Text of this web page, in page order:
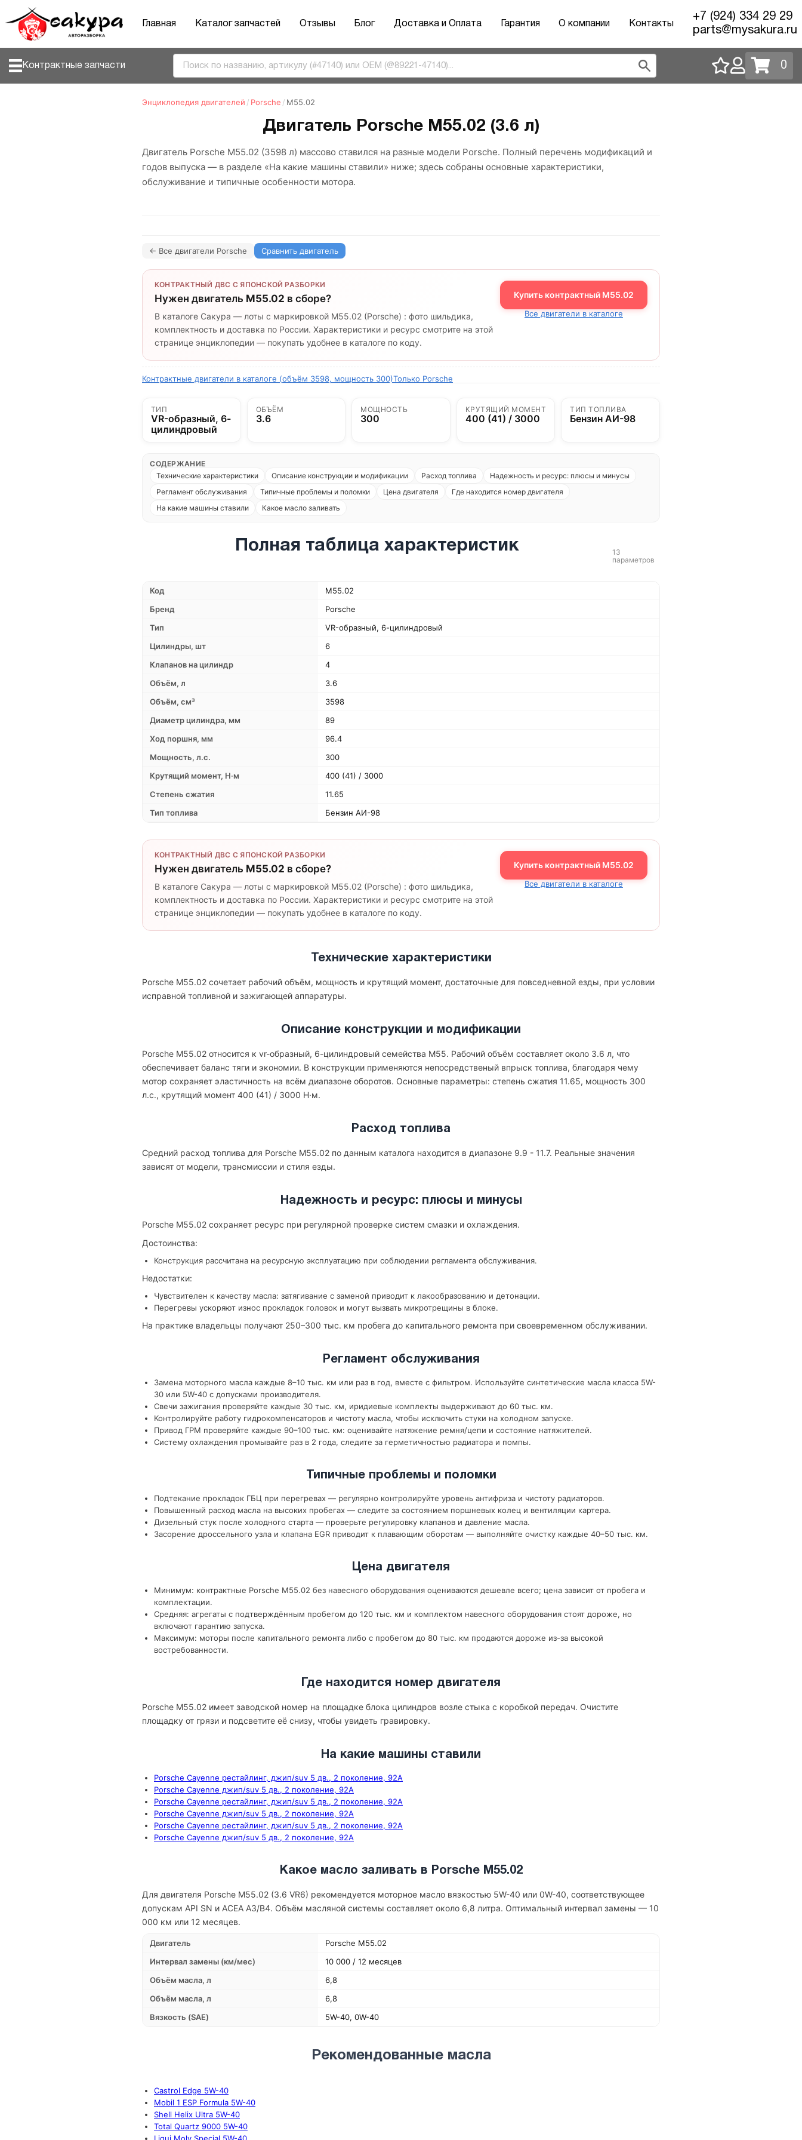
Главная Каталог запчастей Отзывы Блог Доставка и Оплата Гарантия О компании Контакты
+7 (924) 334 29 29
parts@mysakura.ru
Контрактные запчасти 0
Энциклопедия двигателей / Porsche / M55.02
Двигатель Porsche M55.02 (3.6 л)
Двигатель Porsche M55.02 (3598 л) массово ставился на разные модели Porsche. Полный перечень модификаций и
годов выпуска — в разделе «На какие машины ставили» ниже; здесь собраны основные характеристики,
обслуживание и типичные особенности мотора.
← Все двигатели Porsche Сравнить двигатель
КОНТРАКТНЫЙ ДВС С ЯПОНСКОЙ РАЗБОРКИ
Нужен двигатель M55.02 в сборе?
В каталоге Сакура — лоты с маркировкой M55.02 (Porsche) : фото шильдика,
комплектность и доставка по России. Характеристики и ресурс смотрите на этой
странице энциклопедии — покупать удобнее в каталоге по коду.
Купить контрактный M55.02
Все двигатели в каталоге
Контрактные двигатели в каталоге (объём 3598, мощность 300)Только Porsche
ТИП
VR-образный, 6-
цилиндровый
ОБЪЁМ
3.6
МОЩНОСТЬ
300
КРУТЯЩИЙ МОМЕНТ
400 (41) / 3000
ТИП ТОПЛИВА
Бензин АИ-98
СОДЕРЖАНИЕ
Технические характеристики
Описание конструкции и модификации Расход топлива
Надежность и ресурс: плюсы и минусы
Регламент обслуживания
Типичные проблемы и поломки Цена двигателя
Где находится номер двигателя
На какие машины ставили
Какое масло заливать
Полная таблица характеристик
13
параметров
Код
M55.02
Бренд
Porsche
Тип
VR-образный, 6-цилиндровый
Цилиндры, шт
6
Клапанов на цилиндр
4
Объём, л
3.6
Объём, см³
3598
Диаметр цилиндра, мм
89
Ход поршня, мм
96.4
Мощность, л.с.
300
Крутящий момент, Н·м
400 (41) / 3000
Степень сжатия
11.65
Тип топлива
Бензин АИ-98
КОНТРАКТНЫЙ ДВС С ЯПОНСКОЙ РАЗБОРКИ
Нужен двигатель M55.02 в сборе?
В каталоге Сакура — лоты с маркировкой M55.02 (Porsche) : фото шильдика,
комплектность и доставка по России. Характеристики и ресурс смотрите на этой
странице энциклопедии — покупать удобнее в каталоге по коду.
Купить контрактный M55.02
Все двигатели в каталоге
Технические характеристики
Porsche M55.02 сочетает рабочий объём, мощность и крутящий момент, достаточные для повседневной езды, при условии
исправной топливной и зажигающей аппаратуры.
Описание конструкции и модификации
Porsche M55.02 относится к vr-образный, 6-цилиндровый семейства M55. Рабочий объём составляет около 3.6 л, что
обеспечивает баланс тяги и экономии. В конструкции применяются непосредственый впрыск топлива, благодаря чему
мотор сохраняет эластичность на всём диапазоне оборотов. Основные параметры: степень сжатия 11.65, мощность 300
л.с., крутящий момент 400 (41) / 3000 Н·м.
Расход топлива
Средний расход топлива для Porsche M55.02 по данным каталога находится в диапазоне 9.9 - 11.7. Реальные значения
зависят от модели, трансмиссии и стиля езды.
Надежность и ресурс: плюсы и минусы
Porsche M55.02 сохраняет ресурс при регулярной проверке систем смазки и охлаждения.
Достоинства:
Конструкция рассчитана на ресурсную эксплуатацию при соблюдении регламента обслуживания.
Недостатки:
Чувствителен к качеству масла: затягивание с заменой приводит к лакообразованию и детонации.
Перегревы ускоряют износ прокладок головок и могут вызвать микротрещины в блоке.
На практике владельцы получают 250–300 тыс. км пробега до капитального ремонта при своевременном обслуживании.
Регламент обслуживания
Замена моторного масла каждые 8–10 тыс. км или раз в год, вместе с фильтром. Используйте синтетические масла класса 5W-
30 или 5W-40 с допусками производителя.
Свечи зажигания проверяйте каждые 30 тыс. км, иридиевые комплекты выдерживают до 60 тыс. км.
Контролируйте работу гидрокомпенсаторов и чистоту масла, чтобы исключить стуки на холодном запуске.
Привод ГРМ проверяйте каждые 90–100 тыс. км: оценивайте натяжение ремня/цепи и состояние натяжителей.
Систему охлаждения промывайте раз в 2 года, следите за герметичностью радиатора и помпы.
Типичные проблемы и поломки
Подтекание прокладок ГБЦ при перегревах — регулярно контролируйте уровень антифриза и чистоту радиаторов.
Повышенный расход масла на высоких пробегах — следите за состоянием поршневых колец и вентиляции картера.
Дизельный стук после холодного старта — проверьте регулировку клапанов и давление масла.
Засорение дроссельного узла и клапана EGR приводит к плавающим оборотам — выполняйте очистку каждые 40–50 тыс. км.
Цена двигателя
Минимум: контрактные Porsche M55.02 без навесного оборудования оцениваются дешевле всего; цена зависит от пробега и
комплектации.
Средняя: агрегаты с подтверждённым пробегом до 120 тыс. км и комплектом навесного оборудования стоят дороже, но
включают гарантию запуска.
Максимум: моторы после капитального ремонта либо с пробегом до 80 тыс. км продаются дороже из-за высокой
востребованности.
Где находится номер двигателя
Porsche M55.02 имеет заводской номер на площадке блока цилиндров возле стыка с коробкой передач. Очистите
площадку от грязи и подсветите её снизу, чтобы увидеть гравировку.
На какие машины ставили
Porsche Cayenne рестайлинг, джип/suv 5 дв., 2 поколение, 92A
Porsche Cayenne джип/suv 5 дв., 2 поколение, 92A
Porsche Cayenne рестайлинг, джип/suv 5 дв., 2 поколение, 92A
Porsche Cayenne джип/suv 5 дв., 2 поколение, 92A
Porsche Cayenne рестайлинг, джип/suv 5 дв., 2 поколение, 92A
Porsche Cayenne джип/suv 5 дв., 2 поколение, 92A
Какое масло заливать в Porsche M55.02
Для двигателя Porsche M55.02 (3.6 VR6) рекомендуется моторное масло вязкостью 5W-40 или 0W-40, соответствующее
допускам API SN и ACEA A3/B4. Объём масляной системы составляет около 6,8 литра. Оптимальный интервал замены — 10
000 км или 12 месяцев.
Двигатель
Porsche M55.02
Интервал замены (км/мес)
10 000 / 12 месяцев
Объём масла, л
6,8
Объём масла, л
6,8
Вязкость (SAE)
5W-40, 0W-40
Рекомендованные масла
Castrol Edge 5W-40
Mobil 1 ESP Formula 5W-40
Shell Helix Ultra 5W-40
Total Quartz 9000 5W-40